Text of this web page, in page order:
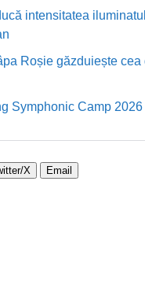
intensitatea
Roșie găzduiește
Symphonic Camp
X Email